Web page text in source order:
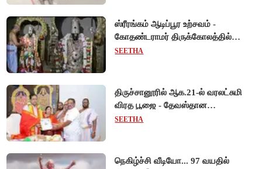
ஸ்ரீரங்கம் ஆடிப்பூர உற்சவம் -
கோதண்டராமர் திருக்கோலத்தில்
ஆண்டாள் நாச்சியார்!
SEETHA
திருச்சானூரில் ஆக.21-ல் வரலட்சுமி
விரத பூஜை - தேவஸ்தான
அறங்காவலர் குழு தலைவருக்கு
SEETHA
நெகிழ்ச்சி வீடியோ... 97 வயதில்